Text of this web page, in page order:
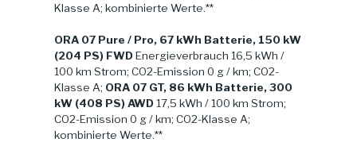
Klasse A; kombinierte Werte.**
ORA 07 Pure / Pro, 67 kWh Batterie, 150 kW
(204 PS) FWD Energieverbrauch 16,5 kWh /
100 km Strom; CO2-Emission 0 g / km; CO2-
Klasse A; ORA 07 GT, 86 kWh Batterie, 300
kW (408 PS) AWD 17,5 kWh / 100 km Strom;
CO2-Emission 0 g / km; CO2-Klasse A;
kombinierte Werte.**